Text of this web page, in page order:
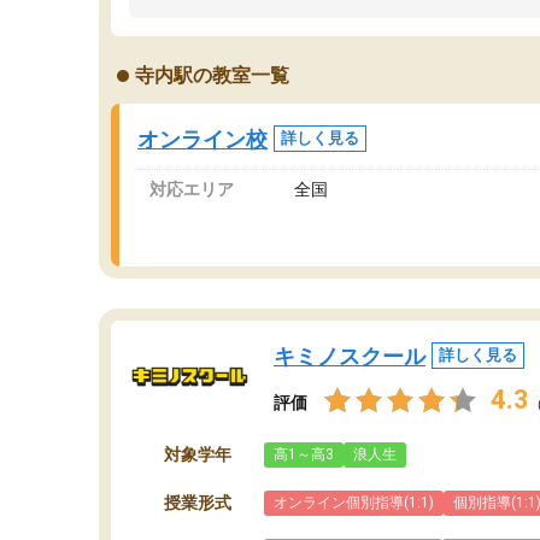
オンラインツールを使用した単語帳の共有があ
り宿題もそちらで出される形でした。
2ヶ月で担当講師の方がお辞めになると言う事で
講師変更の申し出があり、あまりに短期での変
更だった為、塾に通う事にして退会しました。
遅れも取り戻せ、授業内容や講師の方は良かっ
ま
寺内駅の教室一覧
オンライン校 詳しく見る
対応エリア 全国
キミノスクール 詳しく見る
評価 4.3
対象学年 高1～高3 浪人生
授業形式 オンライン個別指導(1:1) 個別指導(1:1)